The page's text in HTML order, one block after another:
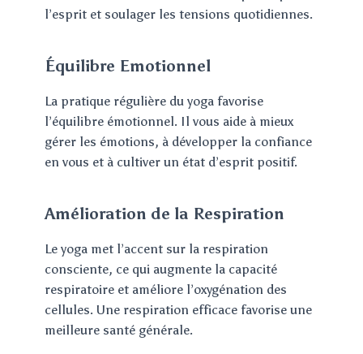
l’esprit et soulager les tensions quotidiennes.
Équilibre Emotionnel
La pratique régulière du yoga favorise
l’équilibre émotionnel. Il vous aide à mieux
gérer les émotions, à développer la confiance
en vous et à cultiver un état d’esprit positif.
Amélioration de la Respiration
Le yoga met l’accent sur la respiration
consciente, ce qui augmente la capacité
respiratoire et améliore l’oxygénation des
cellules. Une respiration efficace favorise une
meilleure santé générale.